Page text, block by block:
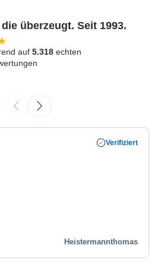
überzeugt. Seit 1993.
auf 5.318 echten
Verifiziert
Heistermannthomas